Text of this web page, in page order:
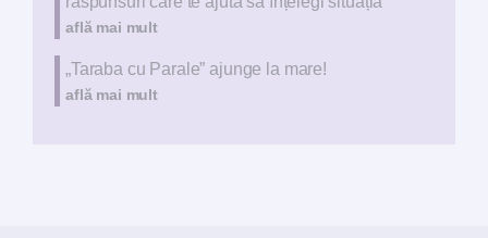
află mai mult
„Taraba cu Parale” ajunge la mare!
află mai mult